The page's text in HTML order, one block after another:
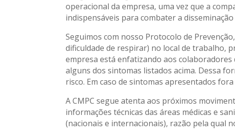
operacional da empresa, uma vez que a
indispensáveis para combater a
Seguimos com nosso Protocolo de
dificuldade de respirar) no local de trabalho,
empresa está enfatizando aos
alguns dos sintomas listados acima. Dessa
risco. Em caso de sintomas apresentados
A CMPC segue atenta aos próximos
informações técnicas das áreas médicas e
(nacionais e internacionais), razão pela qual